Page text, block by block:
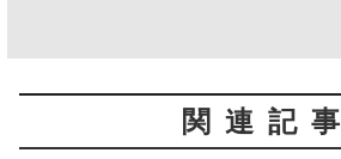
関連記事